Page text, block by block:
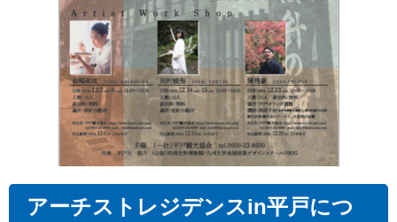
アーチストレジデンスin平戸につ